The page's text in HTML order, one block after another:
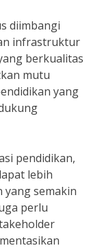
diimbangi
infrastruktur
berkualitas
mutu
yang
pendidikan,
lebih
yang semakin
perlu